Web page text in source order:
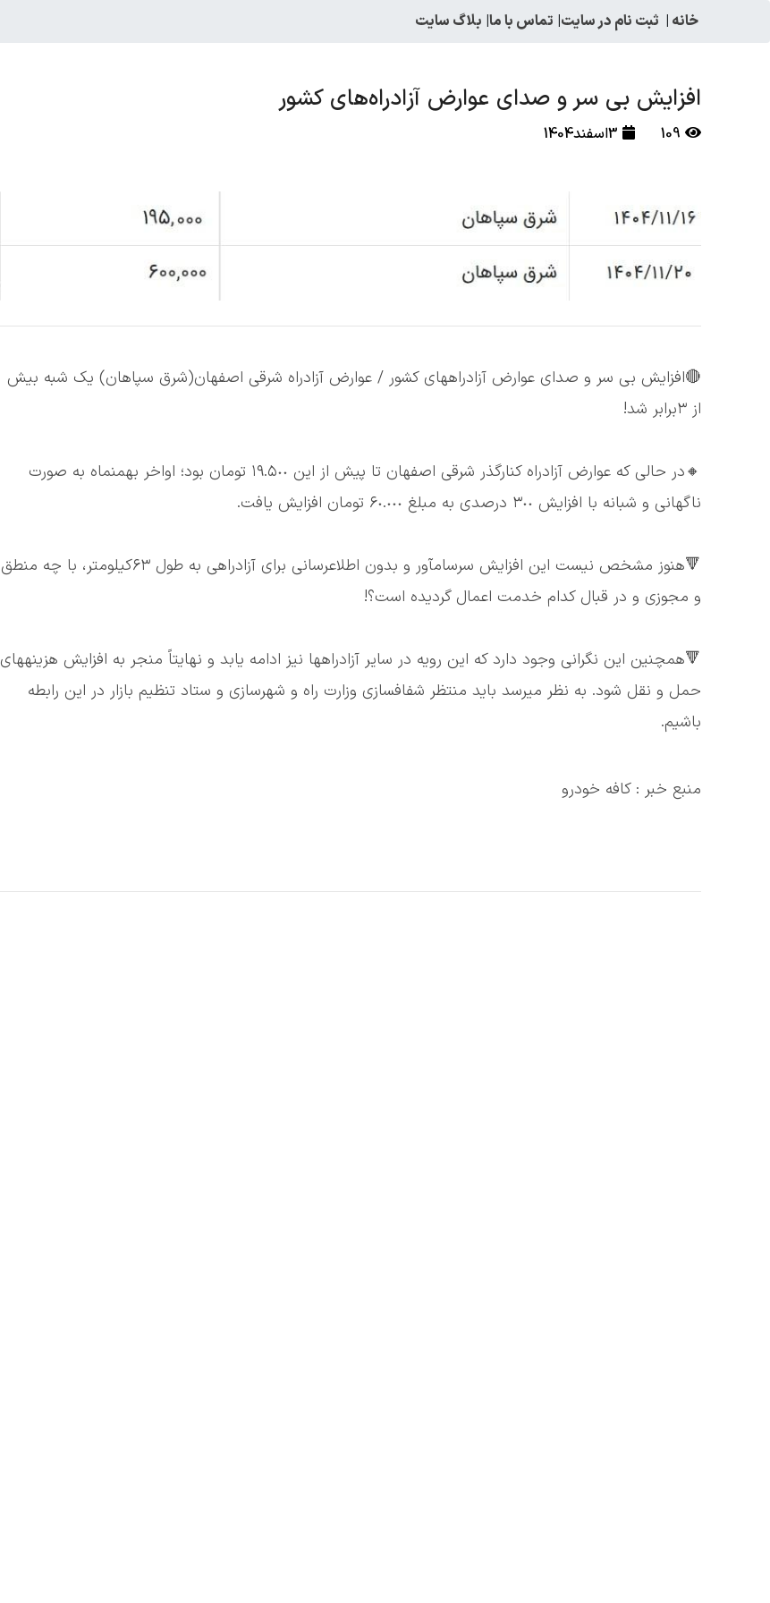
خانه | ثبت نام در سایت| تماس با ما| بلاگ سایت
افزایش بی سر و صدای عوارض آزادراه‌های کشور
109 3اسفند1404
🔴افزایش بی سر و صدای عوارض آزادراههای کشور / عوارض آزادراه شرقی اصفهان(شرق سپاهان) یک شبه بیش
از ٣برابر شد!
🔸در حالی که عوارض آزادراه کنارگذر شرقی اصفهان تا پیش از این ١٩.۵٠٠ تومان بود؛ اواخر بهمنماه به صورت
ناگهانی و شبانه با افزایش ٣٠٠ درصدی به مبلغ ۶٠.٠٠٠ تومان افزایش یافت.
🔻هنوز مشخص نیست این افزایش سرسامآور و بدون اطلاعرسانی برای آزادراهی به طول ۶٣کیلومتر، با چه منطق
و مجوزی و در قبال کدام خدمت اعمال گردیده است؟!
🔻همچنین این نگرانی وجود دارد که این رویه در سایر آزادراهها نیز ادامه یابد و نهایتاً منجر به افزایش هزینههای
حمل و نقل شود. به نظر میرسد باید منتظر شفافسازی وزارت راه و شهرسازی و ستاد تنظیم بازار در این رابطه
باشیم.
منبع خبر : کافه خودرو